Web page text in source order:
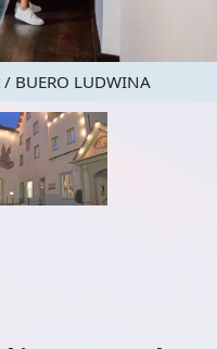
BUERO LUDWINA